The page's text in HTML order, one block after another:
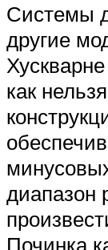
Системы
другие
как
диапазон
Починка